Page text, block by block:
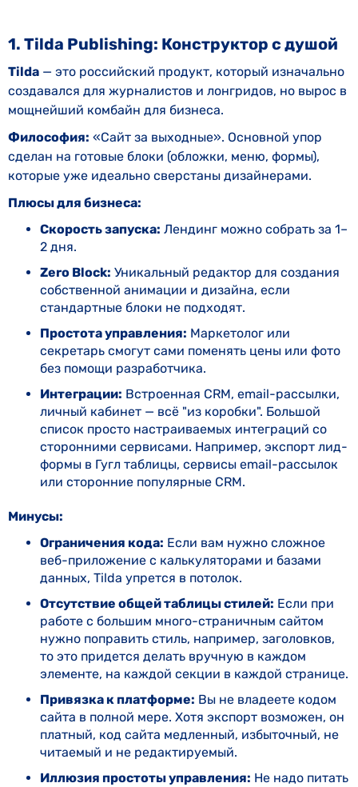
1. Tilda Publishing: Конструктор с душой
Tilda — это российский продукт, который изначально
создавался для журналистов и лонгридов, но вырос в
мощнейший комбайн для бизнеса.
Философия: «Сайт за выходные». Основной упор
сделан на готовые блоки (обложки, меню, формы),
которые уже идеально сверстаны дизайнерами.
Плюсы для бизнеса:
Скорость запуска: Лендинг можно собрать за 1–
2 дня.
Zero Block: Уникальный редактор для создания
собственной анимации и дизайна, если
стандартные блоки не подходят.
Простота управления: Маркетолог или
секретарь смогут сами поменять цены или фото
без помощи разработчика.
Интеграции: Встроенная CRM, email-рассылки,
личный кабинет — всё "из коробки". Большой
список просто настраиваемых интеграций со
сторонними сервисами. Например, экспорт лид-
формы в Гугл таблицы, сервисы email-рассылок
или сторонние популярные CRM.
Минусы:
Ограничения кода: Если вам нужно сложное
веб-приложение с калькуляторами и базами
данных, Tilda упрется в потолок.
Отсутствие общей таблицы стилей: Если при
работе с большим много-страничным сайтом
нужно поправить стиль, например, заголовков,
то это придется делать вручную в каждом
элементе, на каждой секции в каждой странице.
Привязка к платформе: Вы не владеете кодом
сайта в полной мере. Хотя экспорт возможен, он
платный, код сайта медленный, избыточный, не
читаемый и не редактируемый.
Иллюзия простоты управления: Не надо питать